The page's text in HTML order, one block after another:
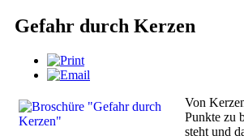
Gefahr durch Kerzen
Von
Punkte zu
steht und